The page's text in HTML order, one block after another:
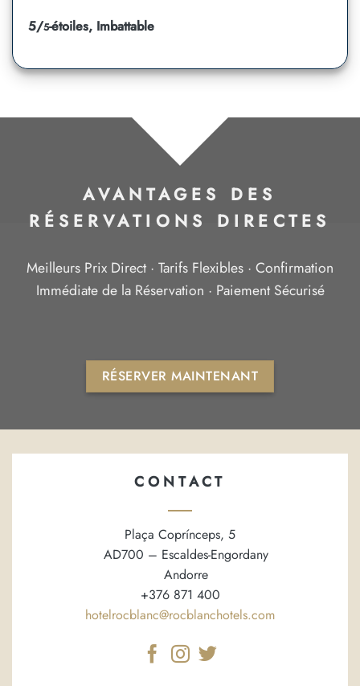
5/5-étoiles, Imbattable
AVANTAGES DES
RÉSERVATIONS DIRECTES
Meilleurs Prix Direct · Tarifs Flexibles · Confirmation
Immédiate de la Réservation · Paiement Sécurisé
RÉSERVER MAINTENANT
CONTACT
Plaça Coprínceps, 5
AD700 – Escaldes-Engordany
Andorre
+376 871 400
hotelrocblanc@rocblanchotels.com